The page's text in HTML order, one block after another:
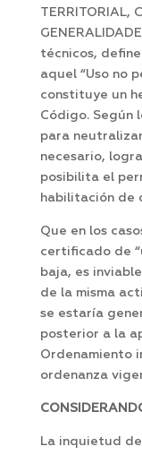
TERRITORIAL,
técnicos, define
aquel “Uso no
constituye un
Código. Según
para
necesario,
posibilita el
habilitación de
Que en los
certificado de
baja, es
de la misma
se estaría
posterior a la
Ordenamiento
ordenanza
La inquietud